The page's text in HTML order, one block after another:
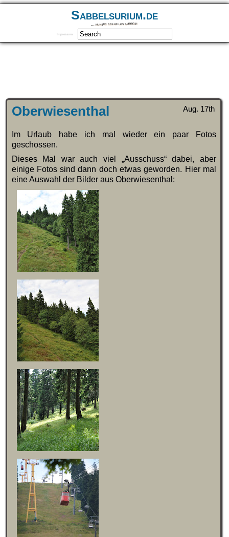
Sabbelsurium.de
… munter drauf los sabbeln
Impressum
Aug. 17th
Oberwiesenthal
Im Urlaub habe ich mal wieder ein paar Fotos
geschossen.
Dieses Mal war auch viel „Ausschuss“ dabei, aber
einige Fotos sind dann doch etwas geworden. Hier mal
eine Auswahl der Bilder aus Oberwiesenthal: